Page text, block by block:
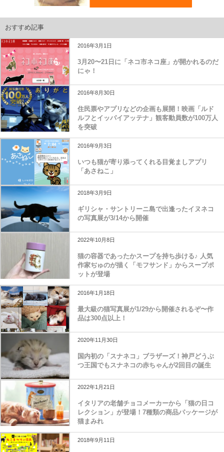
おすすめ記事
2016年3月1日
3月20〜21日に「ネコ市ネコ座」が開かれるのだ
にゃ！
2016年8月30日
住民票やアプリなどの企画も展開！映画「ルド
ルフとイッパイアッテナ」観客動員数が100万人
を突破
2016年9月3日
いつも猫が寄り添ってくれる目覚ましアプリ
「あさねこ」
2018年3月9日
ギリシャ・サントリーニ島で出逢ったイヌネコ
の写真展が3/14から開催
2022年10月8日
猫の容器であったかスープを持ち歩ける♪ 人気
作家ぢゅのが描く「モフサンド」からスープポ
ットが登場
2016年1月18日
最大級の猫写真展が1/29から開催されるぞ〜作
品は300点以上！
2020年11月30日
国内初の「スナネコ」ブラザーズ！神戸どうぶ
つ王国でもスナネコの赤ちゃんが2回目の誕生
2022年1月21日
イタリアの老舗チョコメーカーから「猫の日コ
レクション」が登場！7種類の商品パッケージが
猫まみれ
2018年9月11日